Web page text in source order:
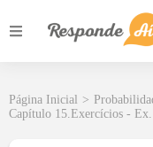
Página Inicial >
Capítulo 15.Exercícios -